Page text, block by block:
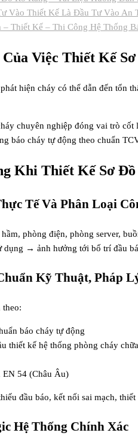
Vào Thiết Kế Là Đầu Tư Vào An
Thiết Kế – Thi Công Hệ Thống
Việc Thiết Kế
hiện cháy có thể dẫn đến tổn
chuyên nghiệp đóng vai trò
báo cháy tự động theo chuẩn
Khi Thiết Kế Sơ
Tế Và Phân Loại
phòng điện, phòng server,
dụng → ảnh hưởng tới bố trí đầu
Kỹ Thuật, Pháp
theo:
báo cháy tự động
thiết kế hệ thống phòng cháy
EN 54 (Châu Âu)
đầu báo, kết nối sai mạch,
Hệ Thống Chính Xác